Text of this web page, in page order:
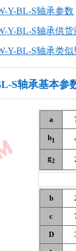
Y-BL-S轴承参数
Y-BL-S轴承供货
Y-BL-S轴承类似
S轴承基本参
a
h1
g2
b
c
D